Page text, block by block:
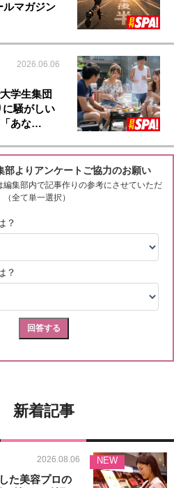
ルマガジン
2026.06.06
学生集団
騒がしい
あな…
新着記事
2026.08.06
た美容プロの
NEW